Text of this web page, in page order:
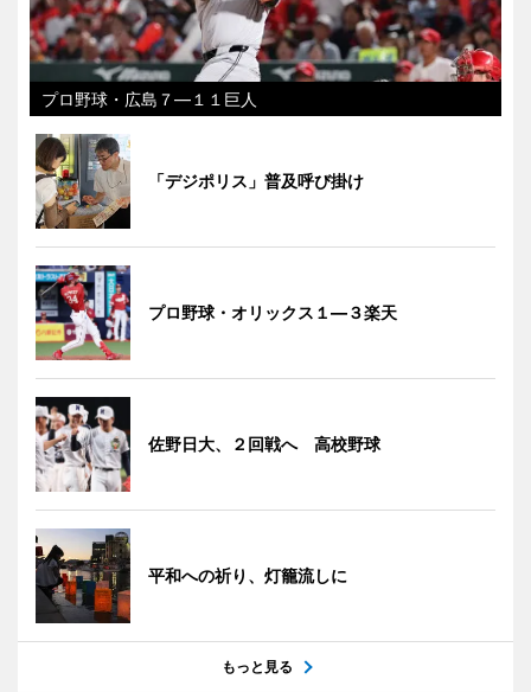
プロ野球・広島７―１１巨人
「デジポリス」普及呼び掛け
プロ野球・オリックス１―３楽天
佐野日大、２回戦へ 高校野球
平和への祈り、灯籠流しに
もっと見る